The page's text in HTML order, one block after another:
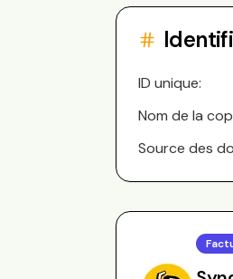
ID unique:
Nom de la
Source des